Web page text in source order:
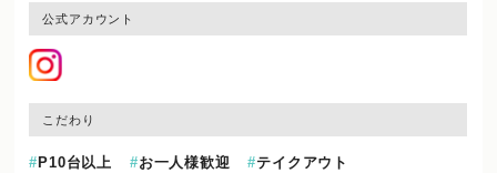
公式アカウント
こだわり
P10台以上 お一人様歓迎
テイクアウト